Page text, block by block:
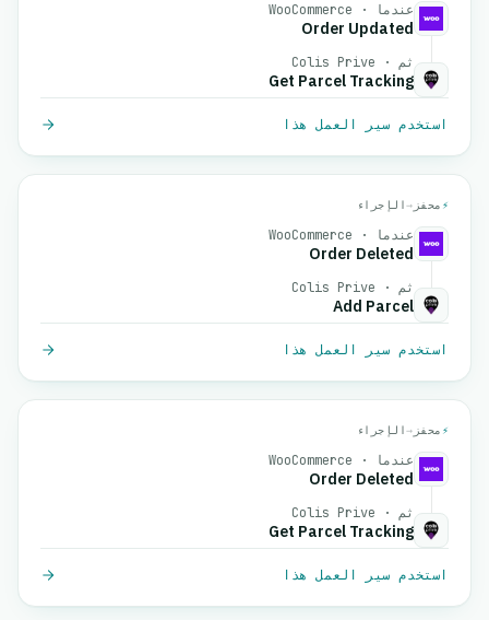
عندما · WooCommerce
Order Updated
ثم · Colis Prive
Get Parcel Tracking
استخدم سير العمل هذا
⚡ محفز →الإجراء
عندما · WooCommerce
Order Deleted
ثم · Colis Prive
Add Parcel
استخدم سير العمل هذا
⚡ محفز →الإجراء
عندما · WooCommerce
Order Deleted
ثم · Colis Prive
Get Parcel Tracking
استخدم سير العمل هذا